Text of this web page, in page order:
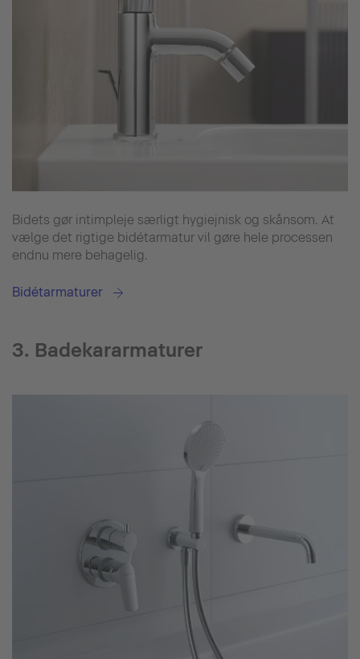
Bidets gør intimpleje særligt hygiejnisk og skånsom. At
vælge det rigtige bidétarmatur vil gøre hele processen
endnu mere behagelig.
Bidétarmaturer
3. Badekararmaturer